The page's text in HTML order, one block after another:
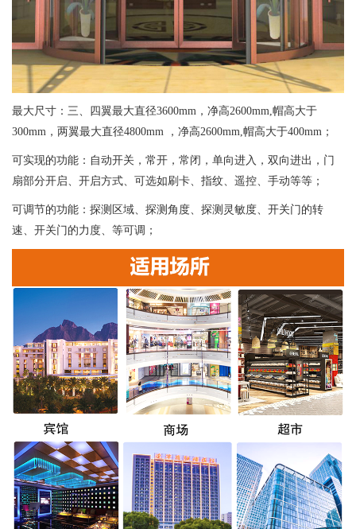
最大尺寸：三、四翼最大直径3600mm，净高2600mm,帽高大于
300mm，两翼最大直径4800mm ，净高2600mm,帽高大于400mm；
可实现的功能：自动开关，常开，常闭，单向进入，双向进出，门
扇部分开启、开启方式、可选如刷卡、指纹、遥控、手动等等；
可调节的功能：探测区域、探测角度、探测灵敏度、开关门的转
速、开关门的力度、等可调；